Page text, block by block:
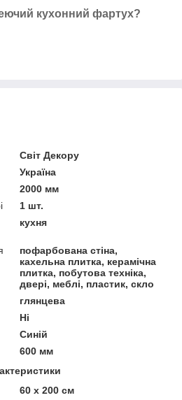
кухонний фартух?
Світ Декору
Україна
2000 мм
1 шт.
кухня
пофарбована стіна,
кахельна плитка, керамічна
плитка, побутова техніка,
двері, меблі, пластик, скло
глянцева
Ні
Синій
600 мм
60 х 200 см